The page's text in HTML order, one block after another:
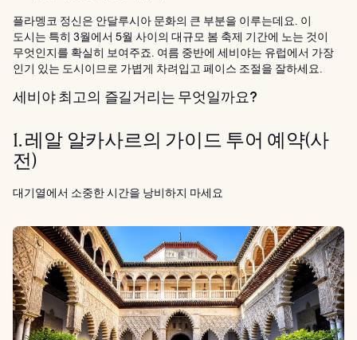
플라멩코 정신은 안달루시아 문화의 큰 부분을 이루는데요. 이
도시는 특히 3월에서 5월 사이의 대규모 봄 축제 기간에 노는 것이
무엇인지를 확실히 보여주죠. 여름 중반에 세비야는 유럽에서 가장
인기 있는 도시이므로 가볍게 차려입고 페이스 조절을 잘하세요.
세비야 최고의 즐길거리는 무엇일까요?
1. 레알 알카사르의 가이드 투어 예약(사
전)
대기열에서 소중한 시간을 낭비하지 마세요